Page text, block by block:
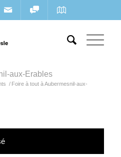
aux-Erables
/ Foire à tout à Aubermesnil-aux-